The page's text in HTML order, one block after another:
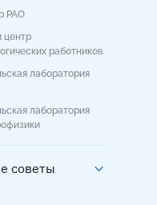
РАО
центр
работников
лаборатория
лаборатория
советы